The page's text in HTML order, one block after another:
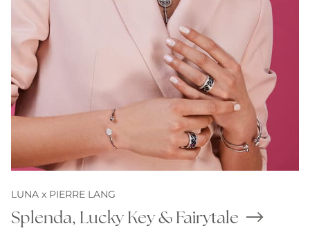
LUNA x PIERRE LANG
Splenda, Lucky Key & Fairytale